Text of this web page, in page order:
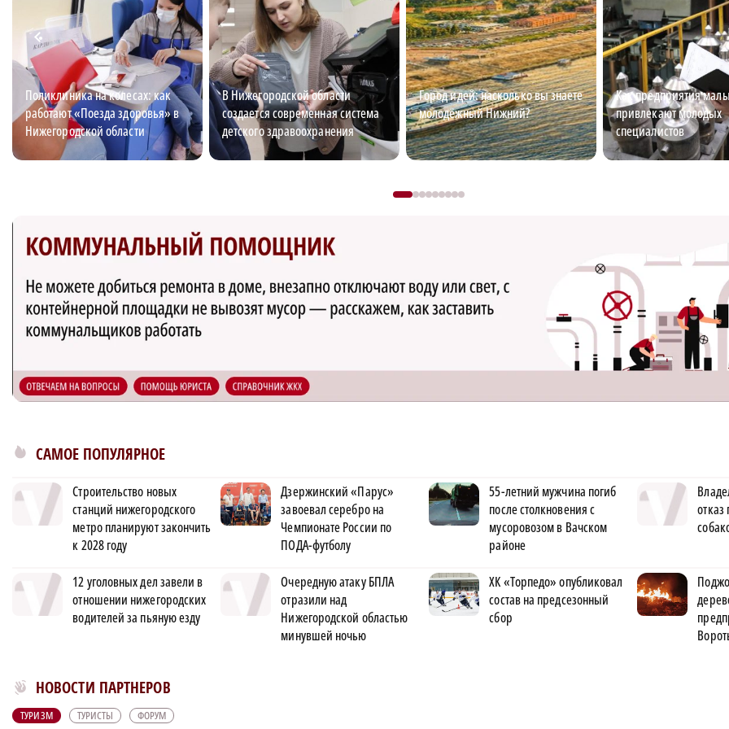
Поликлиника на колесах: как
работают «Поезда здоровья» в
Нижегородской области
В Нижегородской области
создается современная система
детского здравоохранения
Город идей: насколько вы знаете
молодёжный Нижний?
Как предприятия
привлекают молодых
специалистов
САМОЕ ПОПУЛЯРНОЕ
Строительство новых
станций нижегородского
метро планируют закончить
к 2028 году
Дзержинский «Парус»
завоевал серебро на
Чемпионате России по
ПОДА-футболу
55-летний мужчина погиб
после столкновения с
мусоровозом в Вачском
районе
отказ
12 уголовных дел завели в
отношении нижегородских
водителей за пьяную езду
Очередную атаку БПЛА
отразили над
Нижегородской областью
минувшей ночью
ХК «Торпедо» опубликовал
состав на предсезонный
сбор
НОВОСТИ ПАРТНЕРОВ
Новости МирТесен
ТУРИЗМ ТУРИСТЫ ФОРУМ